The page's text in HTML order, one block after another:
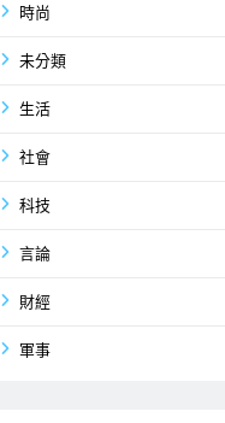
時尚
未分類
生活
社會
科技
言論
財經
軍事